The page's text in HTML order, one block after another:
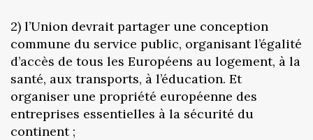
2) l’Union devrait partager une conception
commune du service public, organisant l’égalité
d’accès de tous les Européens au logement, à la
santé, aux transports, à l’éducation. Et
organiser une propriété européenne des
entreprises essentielles à la sécurité du
continent ;